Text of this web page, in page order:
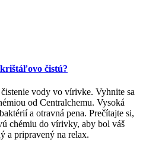
čistú?
vody vo vírivke. Vyhnite sa
od Centralchemu. Vysoká
a otravná pena. Prečítajte si,
chémiu do vírivky, aby bol váš
a pripravený na relax.